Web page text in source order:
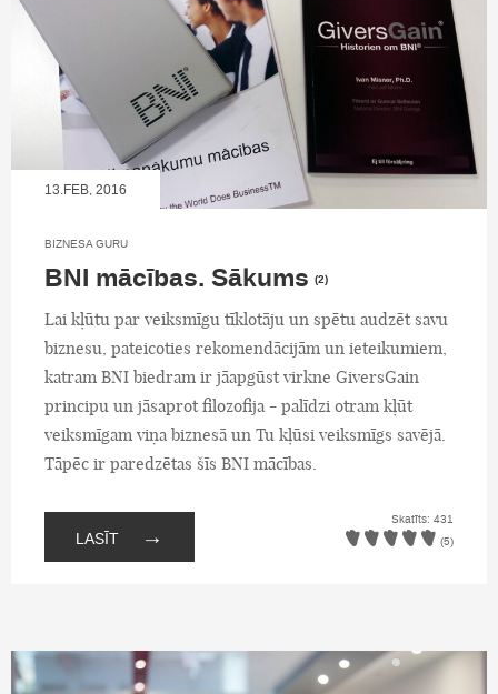
13.FEB, 2016
BIZNESA GURU
BNI mācības. Sākums (2)
Lai kļūtu par veiksmīgu tīklotāju un spētu audzēt savu
biznesu, pateicoties rekomendācijām un ieteikumiem,
katram BNI biedram ir jāapgūst virkne GiversGain
principu un jāsaprot filozofija - palīdzi otram kļūt
veiksmīgam viņa biznesā un Tu kļūsi veiksmīgs savējā.
Tāpēc ir paredzētas šīs BNI mācības.
LASĪT →
Skatīts: 431
(5)